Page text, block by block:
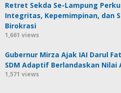
Retret Sekda Se-Lampung
Integritas, Kepemimpinan, dan
Birokrasi
1,661 views
Gubernur Mirza Ajak IAI Darul
SDM Adaptif Berlandaskan Nilai
1,571 views